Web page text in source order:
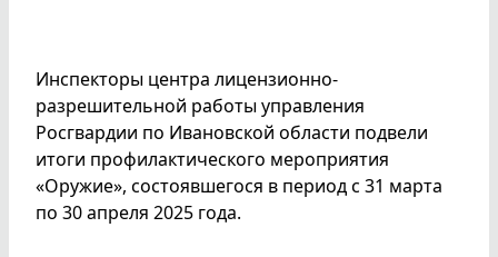
Инспекторы центра лицензионно-
разрешительной работы управления
Росгвардии по Ивановской области подвели
итоги профилактического мероприятия
«Оружие», состоявшегося в период с 31 марта
по 30 апреля 2025 года.